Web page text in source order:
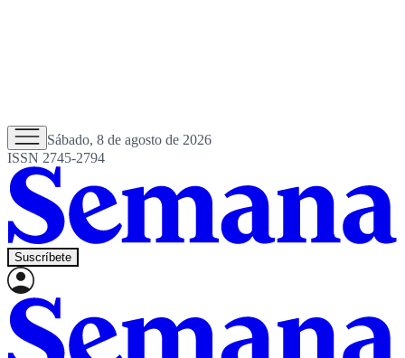
Sábado, 8 de agosto de 2026
ISSN 2745-2794
Suscríbete